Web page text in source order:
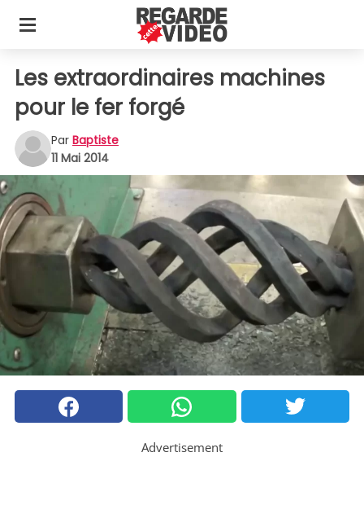
Les extraordinaires machines
pour le fer forgé
Par Baptiste
11 Mai 2014
Advertisement